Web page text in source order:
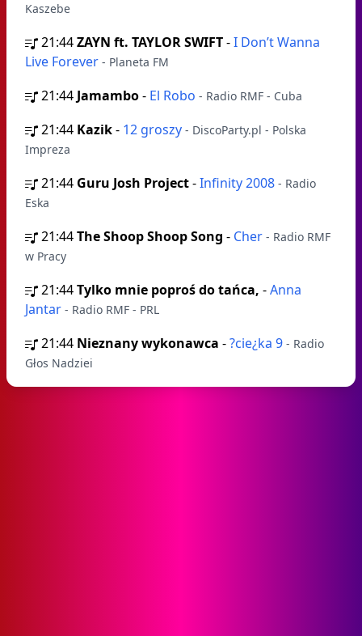
Kaszebe
21:44ZAYN ft. TAYLOR SWIFT-I Don’t Wanna
Live Forever - Planeta FM
21:44 Jamambo- El Robo - Radio RMF - Cuba
21:44 Kazik- 12 groszy - DiscoParty.pl - Polska
Impreza
21:44 Guru Josh Project-Infinity 2008 - Radio
Eska
21:44The Shoop Shoop Song - Cher - Radio RMF
w Pracy
21:44Tylko mnie poproś do tańca, -Anna
Jantar - Radio RMF - PRL
21:44 Nieznany wykonawca -?cie¿ka 9 - Radio
Głos Nadziei